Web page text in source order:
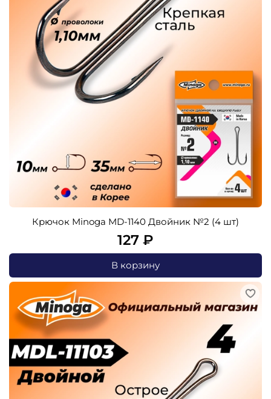
Крючок Minoga MD-1140 Двойник №2 (4 шт)
127 ₽
В корзину